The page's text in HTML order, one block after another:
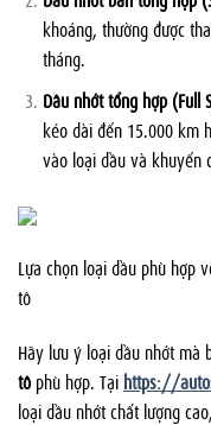
khoáng, thường được
tháng.
Dầu nhớt tổng hợp (Full
kéo dài đến 15.000 km
vào loại dầu và khuyến
Lựa chọn loại dầu phù hợp
tô
Hãy lưu ý loại dầu nhớt mà
tôphù hợp. Tại https://
loại dầu nhớt chất lượng